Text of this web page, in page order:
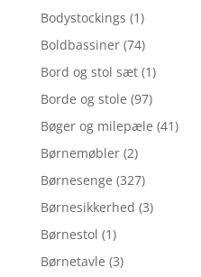
Bodystockings (1)
Boldbassiner (74)
Bord og stol sæt (1)
Borde og stole (97)
Bøger og milepæle (41)
Børnemøbler (2)
Børnesenge (327)
Børnesikkerhed (3)
Børnestol (1)
Børnetavle (3)